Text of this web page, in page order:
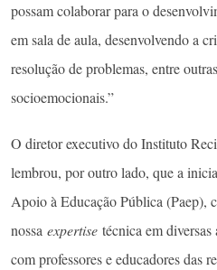
possam colaborar para o
em sala de aula, desenvolvendo a
resolução de problemas, entre
socioemocionais.”
O diretor executivo do Instituto
lembrou, por outro lado, que a
Apoio à Educação Pública (Paep),
nossa expertise técnica em
com professores e educadores das